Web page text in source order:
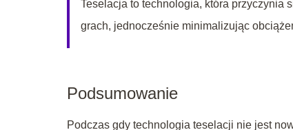
Teselacja to technologia, która przyczynia
grach, jednocześnie minimalizując
Podsumowanie
Podczas gdy technologia teselacji nie jest